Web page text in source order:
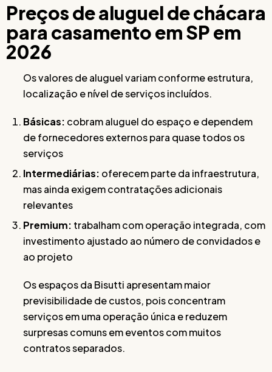
Preços de aluguel de chácara
para casamento em SP em
2026
Os valores de aluguel variam conforme estrutura,
localização e nível de serviços incluídos.
Básicas: cobram aluguel do espaço e dependem
de fornecedores externos para quase todos os
serviços
Intermediárias: oferecem parte da infraestrutura,
mas ainda exigem contratações adicionais
relevantes
Premium: trabalham com operação integrada, com
investimento ajustado ao número de convidados e
ao projeto
Os espaços da Bisutti apresentam maior
previsibilidade de custos, pois concentram
serviços em uma operação única e reduzem
surpresas comuns em eventos com muitos
contratos separados.